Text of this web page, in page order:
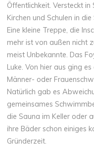
Öffentlichkeit. Versteckt
Kirchen und Schulen in
Eine kleine Treppe, die
mehr ist von außen nicht
meist Unbekannte. Das
Luke. Von hier aus ging
Männer- oder
Natürlich gab es
gemeinsames
die Sauna im Keller oder
ihre Bäder schon einiges
Gründerzeit.